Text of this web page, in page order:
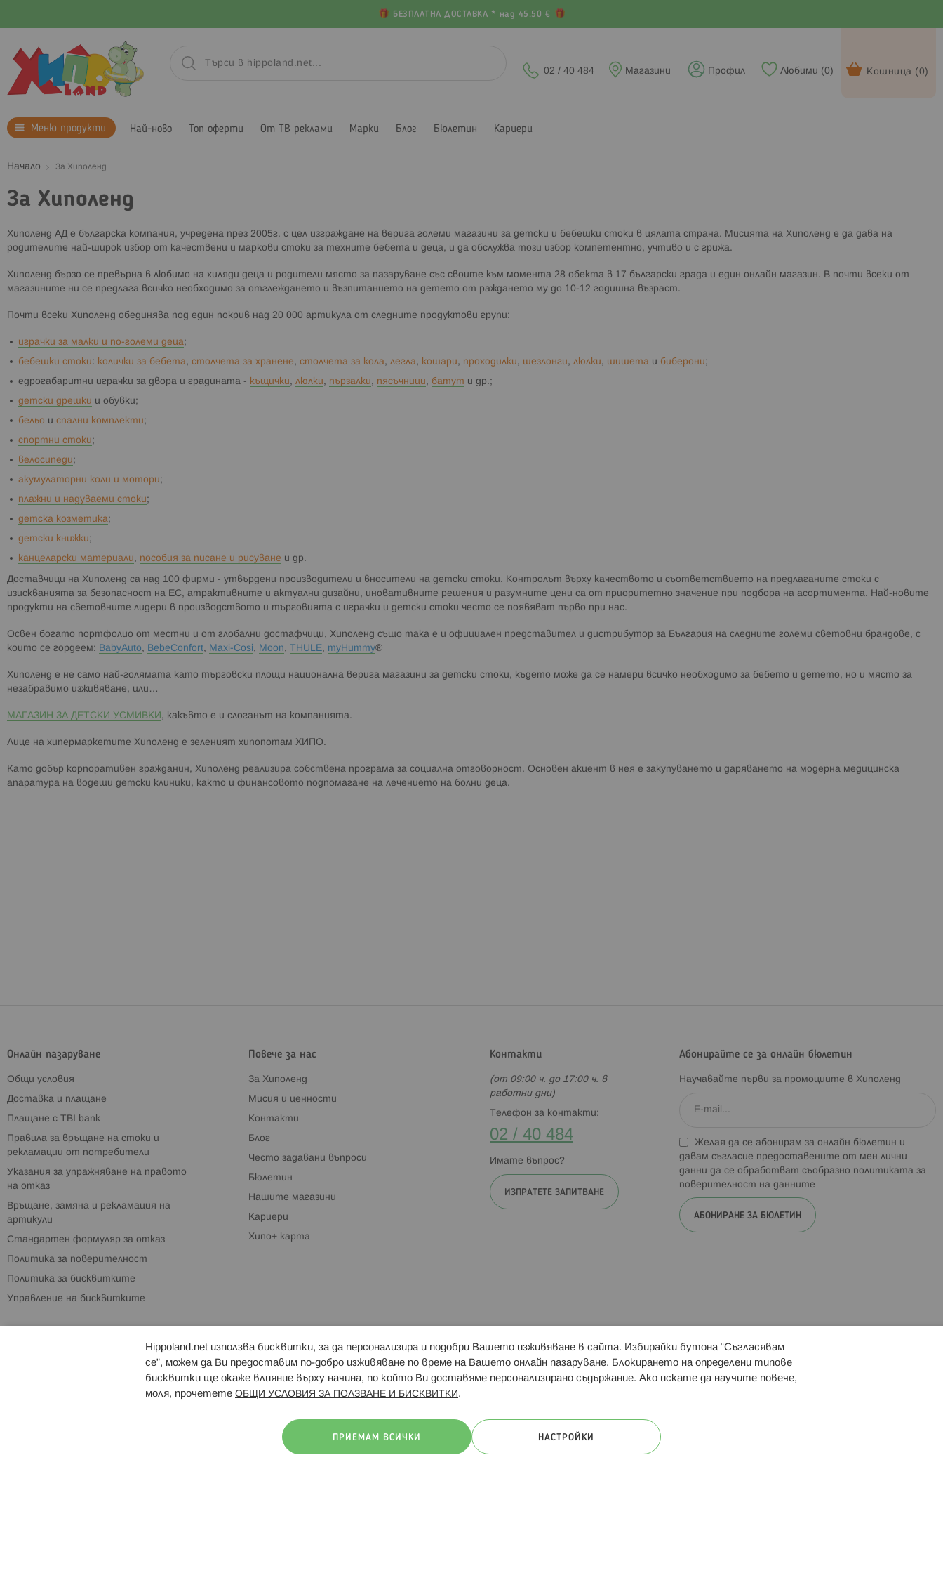
БЕЗПЛАТНА ДОСТАВКА * над 45.50 €
Кошница (0)
Любими (0)
Профил
Магазини
02 / 40 484
Меню продукти Най-ново Топ оферти От ТВ реклами Марки Блог Бюлетин Кариери
Начало За Хиполенд
За Хиполенд
Хиполенд АД е българска компания, учредена през 2005г. с цел изграждане на верига големи магазини за детски и бебешки стоки в цялата страна. Мисията на Хиполенд е да дава на
родителите най-широк избор от качествени и маркови стоки за техните бебета и деца, и да обслужва този избор компетентно, учтиво и с грижа.
Хиполенд бързо се превърна в любимо на хиляди деца и родители място за пазаруване със своите към момента 28 обекта в 17 български града и един онлайн магазин. В почти всеки от
магазините ни се предлага всичко необходимо за отглеждането и възпитанието на детето от раждането му до 10-12 годишна възраст.
Почти всеки Хиполенд обединява под един покрив над 20 000 артикула от следните продуктови групи:
играчки за малки и по-големи деца;
бебешки стоки: колички за бебета, столчета за хранене, столчета за кола, легла, кошари, проходилки, шезлонги, люлки, шишета и биберони;
едрогабаритни играчки за двора и градината - къщички, люлки, пързалки, пясъчници, батут и др.;
детски дрешки и обувки;
бельо и спални комплекти;
спортни стоки;
велосипеди;
акумулаторни коли и мотори;
плажни и надуваеми стоки;
детска козметика;
детски книжки;
канцеларски материали, пособия за писане и рисуване и др.
Доставчици на Хиполенд са над 100 фирми - утвърдени производители и вносители на детски стоки. Контролът върху качеството и съответствието на предлаганите стоки с
изискванията за безопасност на ЕС, атрактивните и актуални дизайни, иновативните решения и разумните цени са от приоритетно значение при подбора на асортимента. Най-новите
продукти на световните лидери в производството и търговията с играчки и детски стоки често се появяват първо при нас.
Освен богато портфолио от местни и от глобални достафчици, Хиполенд също така е и официален представител и дистрибутор за България на следните големи световни брандове, с
които се гордеем: BabyAuto, BebeConfort, Maxi-Cosi, Moon, THULE, myHummy®
Хиполенд е не само най-голямата като търговски площи национална верига магазини за детски стоки, където може да се намери всичко необходимо за бебето и детето, но и място за
незабравимо изживяване, или…
МАГАЗИН ЗА ДЕТСКИ УСМИВКИ , какъвто е и слоганът на компанията.
Лице на хипермаркетите Хиполенд е зеленият хипопотам ХИПО.
Като добър корпоративен гражданин, Хиполенд реализира собствена програма за социална отговорност. Основен акцент в нея е закупуването и даряването на модерна медицинска
апаратура на водещи детски клиники, както и финансовото подпомагане на лечението на болни деца.
Онлайн пазаруване
Общи условия
Доставка и плащане
Плащане с TBI bank
Правила за връщане на стоки и
рекламации от потребители
Указания за упражняване на правото
на отказ
Връщане, замяна и рекламация на
артикули
Стандартен формуляр за отказ
Политика за поверителност
Политика за бисквитките
Управление на бисквитките
Повече за нас
За Хиполенд
Мисия и ценности
Контакти
Блог
Често задавани въпроси
Бюлетин
Нашите магазини
Кариери
Хипо+ карта
Контакти
(от 09:00 ч. до 17:00 ч. в
работни дни)
Телефон за контакти:
02 / 40 484
Имате въпрос?
ИЗПРАТЕТЕ ЗАПИТВАНЕ
Абонирайте се за онлайн бюлетин
Научавайте първи за промоциите в Хиполенд
Желая да се абонирам за онлайн бюлетин и
давам съгласие предоставените от мен лични
данни да се обработват съобразно политиката за
поверителност на данните
АБОНИРАНЕ ЗА БЮЛЕТИН
Брошури Магазини Свързани сайтове: Hippoland.ro Последвайте ни:
Hippoland.net използва бисквитки, за да персонализира и подобри Вашето изживяване в сайта. Избирайки бутона “Съгласявам
се”, можем да Ви предоставим по-добро изживяване по време на Вашето онлайн пазаруване. Блокирането на определени типове
бисквитки ще окаже влияние върху начина, по който Ви доставяме персонализирано съдържание. Ако искате да научите повече,
моля, прочетете ОБЩИ УСЛОВИЯ ЗА ПОЛЗВАНЕ И БИСКВИТКИ .
ПРИЕМАМ ВСИЧКИ НАСТРОЙКИ